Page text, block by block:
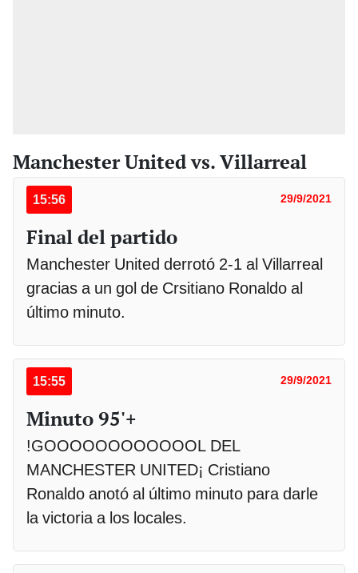
Manchester United vs. Villarreal
15:56 29/9/2021
Final del partido
Manchester United derrotó 2-1 al Villarreal
gracias a un gol de Crsitiano Ronaldo al
último minuto.
15:55 29/9/2021
Minuto 95'+
!GOOOOOOOOOOOOL DEL
MANCHESTER UNITED¡ Cristiano
Ronaldo anotó al último minuto para darle
la victoria a los locales.